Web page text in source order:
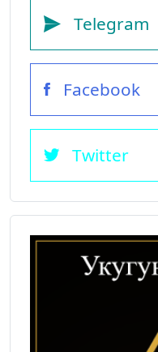
Telegram
Facebook
Twitter